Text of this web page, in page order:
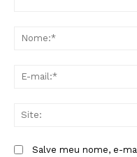
Salve meu nome, e-